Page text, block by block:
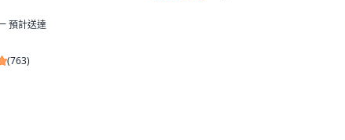
預計送達
(763)